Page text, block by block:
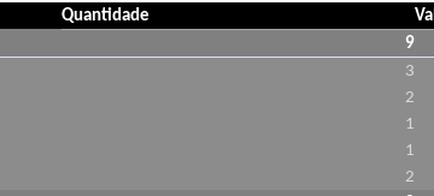
Quantidade
9
3
2
1
1
2